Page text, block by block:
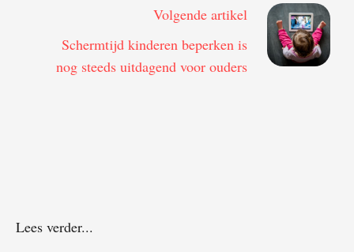
Volgende artikel
Schermtijd kinderen beperken is
nog steeds uitdagend voor ouders
Lees verder...